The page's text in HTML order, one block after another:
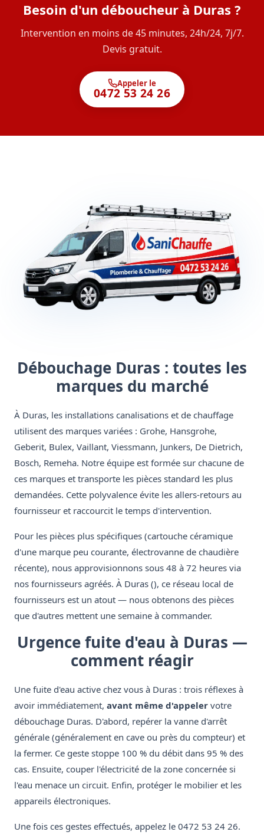
Besoin d'un déboucheur à Duras ?
Intervention en moins de 45 minutes, 24h/24, 7j/7.
Devis gratuit.
Appeler le
0472 53 24 26
Débouchage Duras : toutes les
marques du marché
À Duras, les installations canalisations et de chauffage
utilisent des marques variées : Grohe, Hansgrohe,
Geberit, Bulex, Vaillant, Viessmann, Junkers, De Dietrich,
Bosch, Remeha. Notre équipe est formée sur chacune de
ces marques et transporte les pièces standard les plus
demandées. Cette polyvalence évite les allers-retours au
fournisseur et raccourcit le temps d'intervention.
Pour les pièces plus spécifiques (cartouche céramique
d'une marque peu courante, électrovanne de chaudière
récente), nous approvisionnons sous 48 à 72 heures via
nos fournisseurs agréés. À Duras (), ce réseau local de
fournisseurs est un atout — nous obtenons des pièces
que d'autres mettent une semaine à commander.
Urgence fuite d'eau à Duras —
comment réagir
Une fuite d'eau active chez vous à Duras : trois réflexes à
avoir immédiatement, avant même d'appeler votre
débouchage Duras. D'abord, repérer la vanne d'arrêt
générale (généralement en cave ou près du compteur) et
la fermer. Ce geste stoppe 100 % du débit dans 95 % des
cas. Ensuite, couper l'électricité de la zone concernée si
l'eau menace un circuit. Enfin, protéger le mobilier et les
appareils électroniques.
Une fois ces gestes effectués, appelez le 0472 53 24 26.